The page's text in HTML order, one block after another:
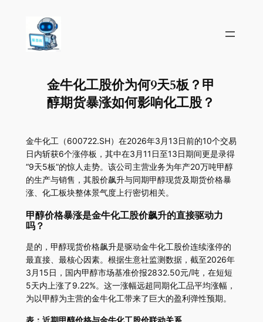
金牛化工股价为何9天5板？甲
醇期货暴涨如何影响化工股？
金牛化工（600722.SH）在2026年3月13日前的10个交易
日内斩获6个涨停板，其中在3月11日至13日期间更是录得
“9天5板”的惊人走势。该公司主营业务为年产20万吨甲醇
的生产与销售，其股价飙升与同期甲醇现货及期货价格暴
涨、化工板块整体景气度上行密切相关。
甲醇价格暴涨是金牛化工股价飙升的直接驱动力
吗？
是的，甲醇现货价格飙升是驱动金牛化工股价连续涨停的
最直接、最核心因素。根据生意社监测数据，截至2026年
3月15日，国内甲醇市场基准价报2832.50元/吨，在短短
5天内上涨了9.22%。这一涨幅远超同期化工品平均涨幅，
为以甲醇为主营的金牛化工带来了巨大的盈利弹性预期。
表：近期甲醇价格与金牛化工股价联动关系